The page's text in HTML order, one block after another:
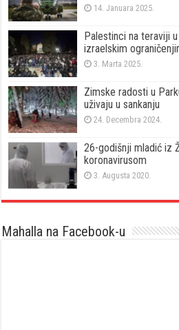
14. Januara 2025.
Palestinci na teraviji
izraelskim
3. Marta 2025.
Zimske radosti u
uživaju u sankanju
24. Decembra 2024.
26-godišnji mladić iz
koronavirusom
3. Augusta 2020.
Mahalla na Facebook-u